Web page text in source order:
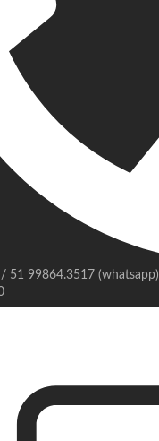
51 99864.3517 (whatsapp)